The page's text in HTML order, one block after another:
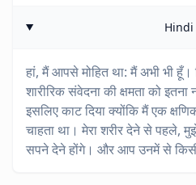
Hindi
हां, मैं आपसे मोहित था: मैं अभी भी हूँ।
शारीरिक संवेदना की क्षमता को
इसलिए काट दिया क्योंकि मैं एक
चाहता था। मेरा शरीर देने से पहले,
सपने देने होंगे। और आप उनमें से